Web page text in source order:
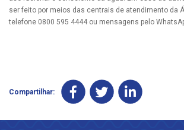
ser feito por meios das centrais de atendimento da
telefone 0800 595 4444 ou mensagens pelo
Compartilhar: